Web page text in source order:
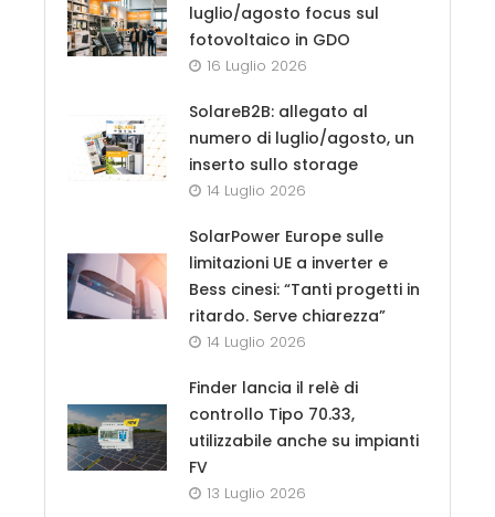
luglio/agosto focus sul
fotovoltaico in GDO
16 Luglio 2026
SolareB2B: allegato al
numero di luglio/agosto, un
inserto sullo storage
14 Luglio 2026
SolarPower Europe sulle
limitazioni UE a inverter e
Bess cinesi: “Tanti progetti in
ritardo. Serve chiarezza”
14 Luglio 2026
Finder lancia il relè di
controllo Tipo 70.33,
utilizzabile anche su impianti
FV
13 Luglio 2026